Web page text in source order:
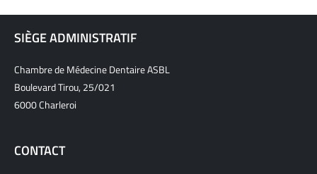
SIÈGE ADMINISTRATIF
Chambre de Médecine Dentaire ASBL
Boulevard Tirou, 25/021
6000 Charleroi
CONTACT